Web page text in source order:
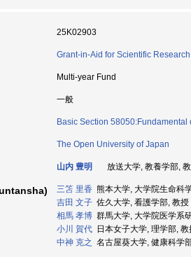
25K02903
Grant-in-Aid for Scientific
Multi-year Fund
一般
Basic Section 58050:Fundamental
The Open University of Japan
山内 豊明 放送大学, 教養学部,
三笘 里香 熊本大学, 大学院生命科
吉田 文子 佐久大学, 看護学部, 教
相馬 孝博 群馬大学, 大学院医学系
小川 賀代 日本女子大学, 理学部,
中神 克之 名古屋葵大学, 健康科学